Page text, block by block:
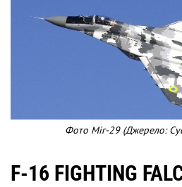
Фото Міг-29 (Джерело:
F-16 FIGHTING